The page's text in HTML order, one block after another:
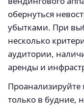
обернуться
убытками. При
несколько
аудитории,
аренды и
только в будние,